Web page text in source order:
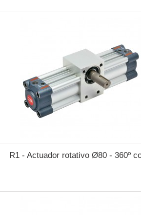
R1 - Actuador rotativo Ø80 - 360º